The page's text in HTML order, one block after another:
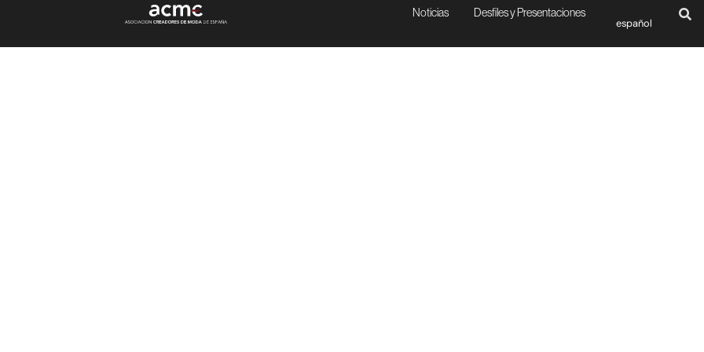
Noticias Desfiles y Presentaciones
español